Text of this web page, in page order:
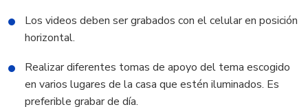
Los videos deben ser grabados con el celular en posición
horizontal.
Realizar diferentes tomas de apoyo del tema escogido
en varios lugares de la casa que estén iluminados. Es
preferible grabar de día.